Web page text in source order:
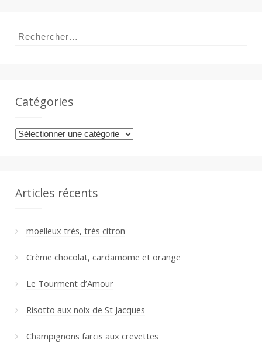
Rechercher :
Catégories
Catégories
Articles récents
moelleux très, très citron
Crème chocolat, cardamome et orange
Le Tourment d’Amour
Risotto aux noix de St Jacques
Champignons farcis aux crevettes